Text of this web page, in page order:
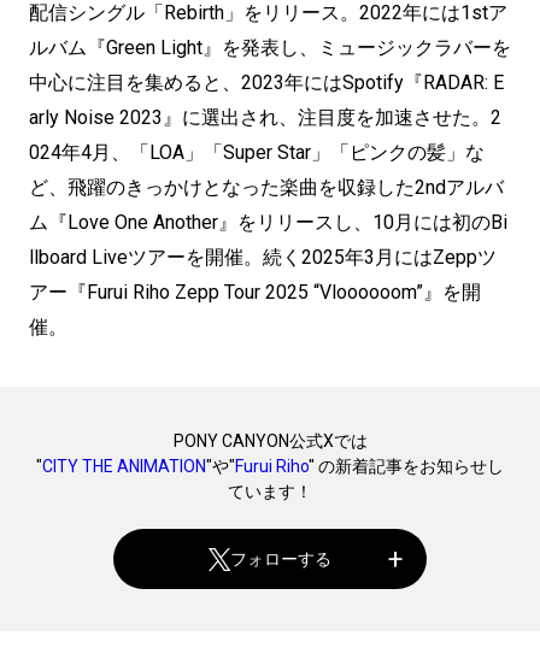
配信シングル「Rebirth」をリリース。2022年には1stア
ルバム『Green Light』を発表し、ミュージックラバーを
中心に注目を集めると、2023年にはSpotify『RADAR: E
arly Noise 2023』に選出され、注目度を加速させた。2
024年4月、「LOA」「Super Star」「ピンクの髪」な
ど、飛躍のきっかけとなった楽曲を収録した2ndアルバ
ム『Love One Another』をリリースし、10月には初のBi
llboard Liveツアーを開催。続く2025年3月にはZeppツ
アー『Furui Riho Zepp Tour 2025 “Vloooooom”』を開
催。
PONY CANYON公式Xでは
"CITY THE ANIMATION"や"Furui Riho" の新着記事をお知らせし
ています！
フォローする